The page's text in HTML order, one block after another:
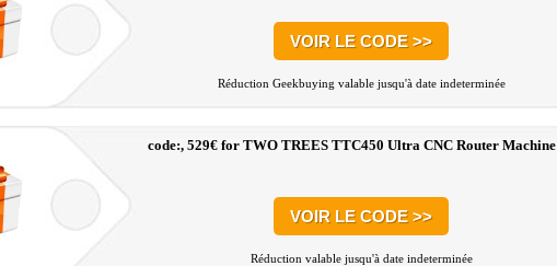
VOIR LE CODE >>
Réduction Geekbuying valable jusqu'à date indeterminée
code:, 529€ for TWO TREES TTC450 Ultra CNC Router Machine
VOIR LE CODE >>
Réduction valable jusqu'à date indeterminée